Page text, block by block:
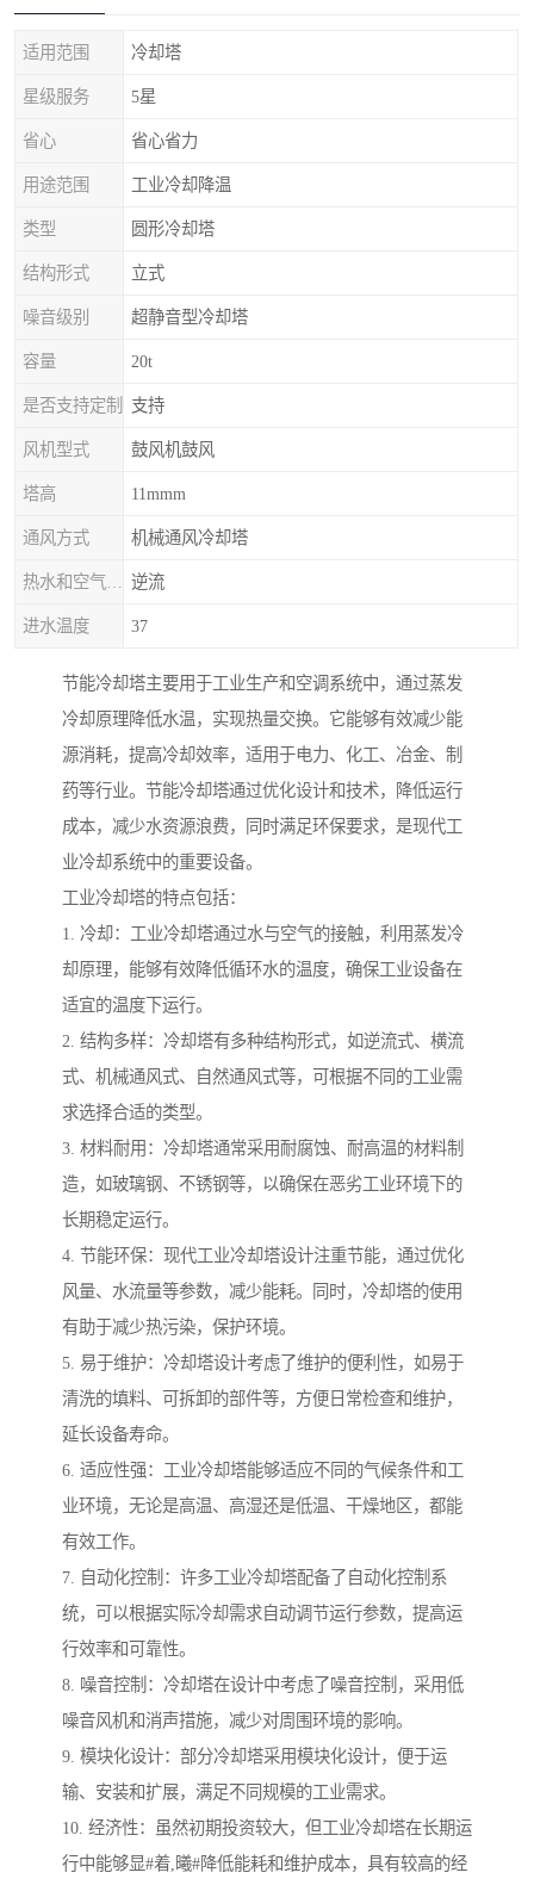
适用范围 冷却塔
星级服务 5星
省心 省心省力
用途范围 工业冷却降温
类型 圆形冷却塔
结构形式 立式
噪音级别 超静音型冷却塔
容量 20t
是否支持定制 支持
风机型式 鼓风机鼓风
塔高 11mmm
通风方式 机械通风冷却塔
逆流
进水温度 37
节能冷却塔主要用于工业生产和空调系统中，通过蒸发
冷却原理降低水温，实现热量交换。它能够有效减少能
源消耗，提高冷却效率，适用于电力、化工、冶金、制
药等行业。节能冷却塔通过优化设计和技术，降低运行
成本，减少水资源浪费，同时满足环保要求，是现代工
业冷却系统中的重要设备。
工业冷却塔的特点包括：
1. 冷却：工业冷却塔通过水与空气的接触，利用蒸发冷
却原理，能够有效降低循环水的温度，确保工业设备在
适宜的温度下运行。
2. 结构多样：冷却塔有多种结构形式，如逆流式、横流
式、机械通风式、自然通风式等，可根据不同的工业需
求选择合适的类型。
3. 材料耐用：冷却塔通常采用耐腐蚀、耐高温的材料制
造，如玻璃钢、不锈钢等，以确保在恶劣工业环境下的
长期稳定运行。
4. 节能环保：现代工业冷却塔设计注重节能，通过优化
风量、水流量等参数，减少能耗。同时，冷却塔的使用
有助于减少热污染，保护环境。
5. 易于维护：冷却塔设计考虑了维护的便利性，如易于
清洗的填料、可拆卸的部件等，方便日常检查和维护，
延长设备寿命。
6. 适应性强：工业冷却塔能够适应不同的气候条件和工
业环境，无论是高温、高湿还是低温、干燥地区，都能
有效工作。
7. 自动化控制：许多工业冷却塔配备了自动化控制系
统，可以根据实际冷却需求自动调节运行参数，提高运
行效率和可靠性。
8. 噪音控制：冷却塔在设计中考虑了噪音控制，采用低
噪音风机和消声措施，减少对周围环境的影响。
9. 模块化设计：部分冷却塔采用模块化设计，便于运
输、安装和扩展，满足不同规模的工业需求。
10. 经济性：虽然初期投资较大，但工业冷却塔在长期运
行中能够显#着,曦#降低能耗和维护成本，具有较高的经